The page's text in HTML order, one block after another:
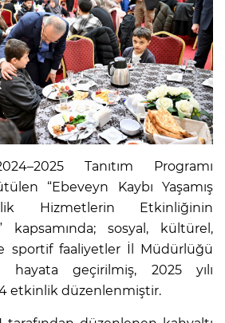
Tanıtım Programı
“Ebeveyn Kaybı Yaşamış
Hizmetlerin Etkinliğinin
kapsamında; sosyal, kültürel,
sportif faaliyetler İl Müdürlüğü
hayata geçirilmiş, 2025 yılı
etkinlik düzenlenmiştir.